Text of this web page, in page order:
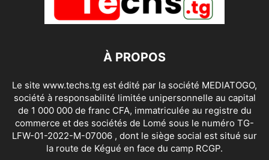
À PROPOS
Le site www.techs.tg est édité par la société MEDIATOGO,
société à responsabilité limitée unipersonnelle au capital
de 1 000 000 de franc CFA, immatriculée au registre du
commerce et des sociétés de Lomé sous le numéro TG-
LFW-01-2022-M-07006 , dont le siège social est situé sur
la route de Kégué en face du camp RCGP.